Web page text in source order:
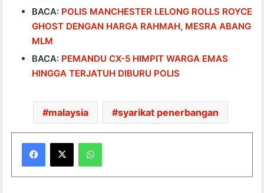
BACA: POLIS MANCHESTER LELONG ROLLS ROYCE
GHOST DENGAN HARGA RAHMAH, MESRA ABANG
MLM
BACA: PEMANDU CX-5 HIMPIT WARGA EMAS
HINGGA TERJATUH DIBURU POLIS
malaysia syarikat penerbangan
WhatsApp